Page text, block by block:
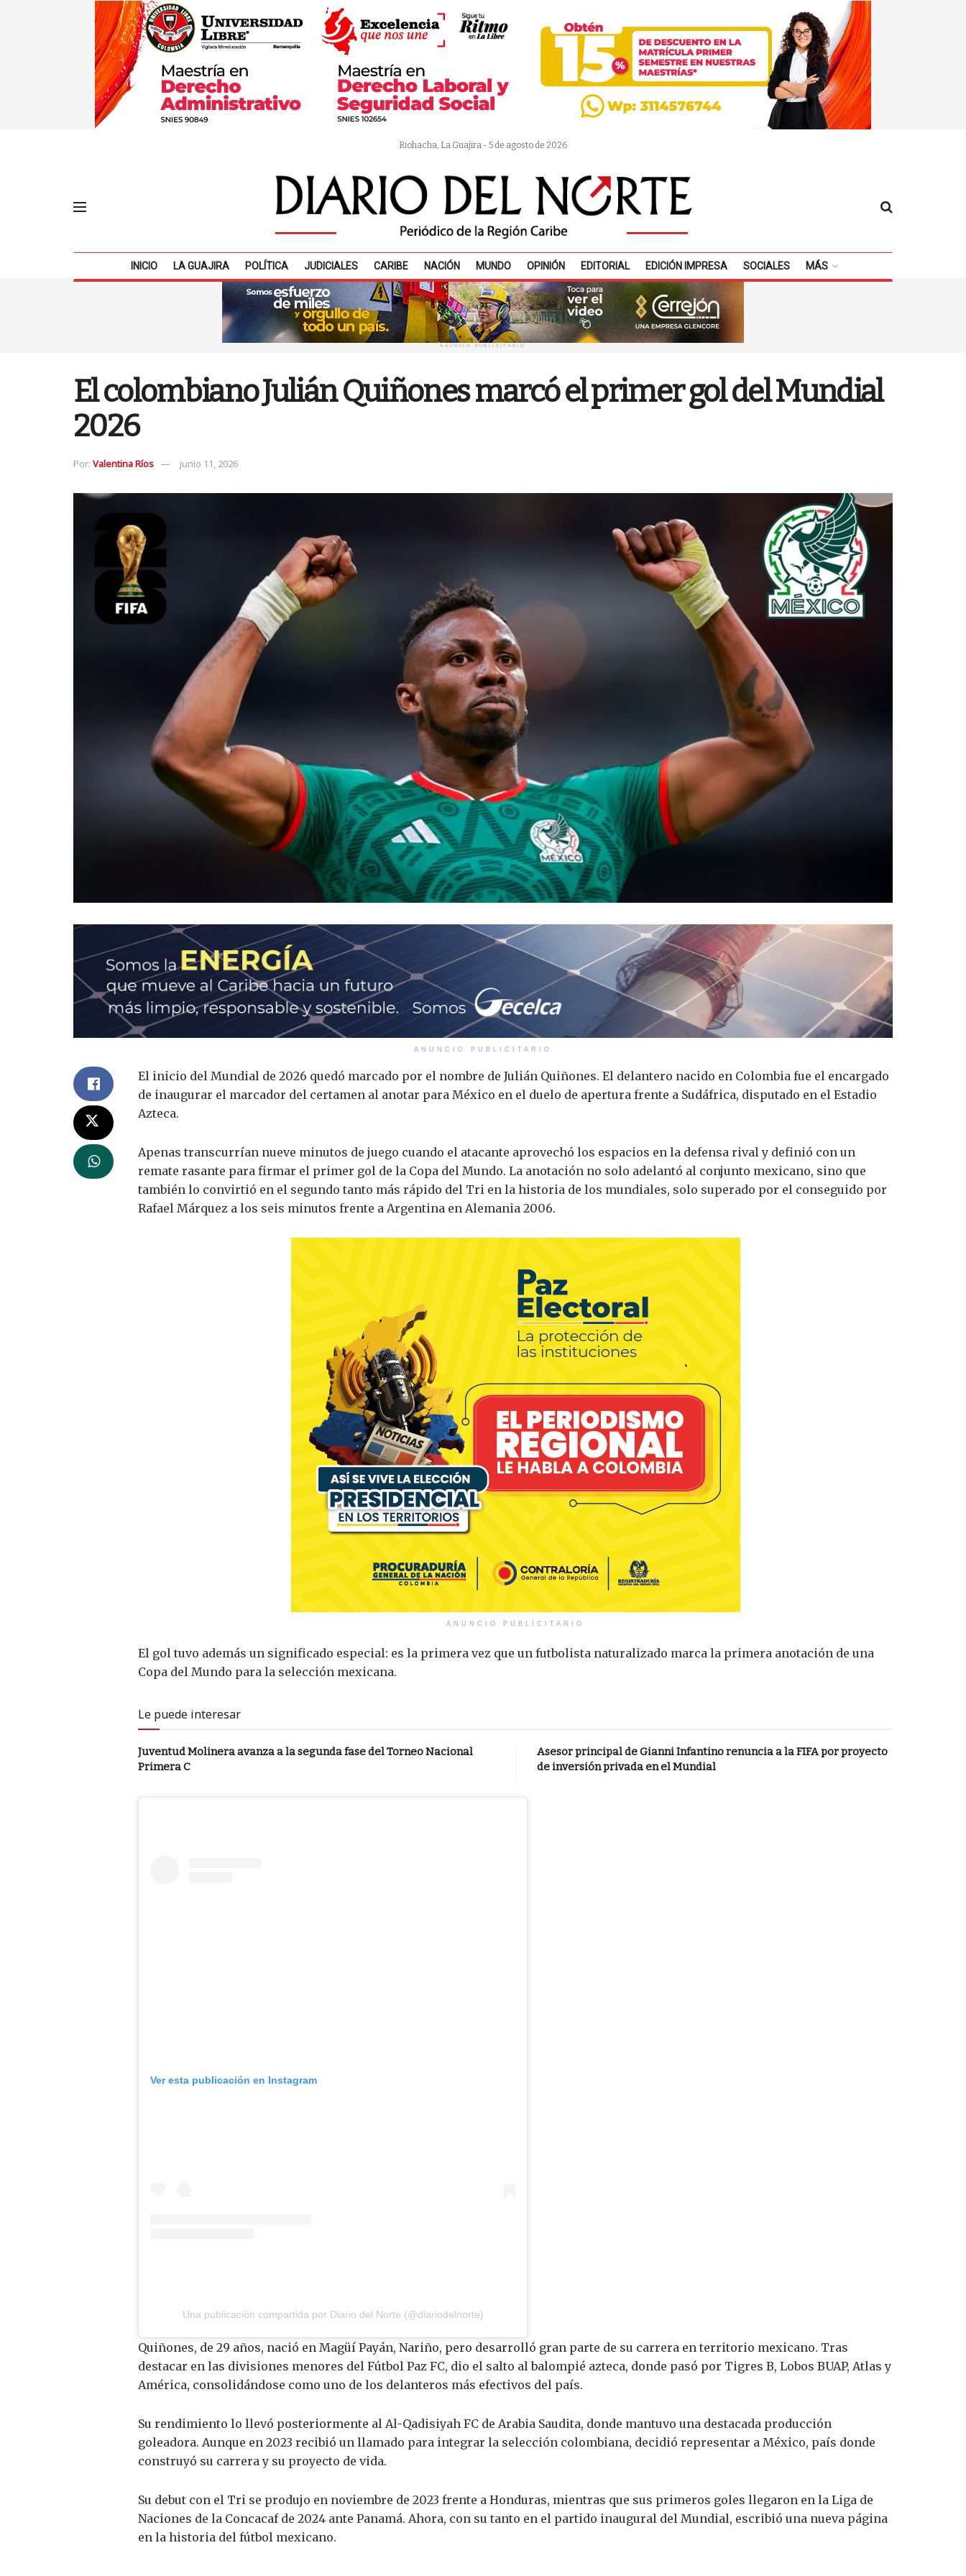
Riohacha, La Guajira - 5 de agosto de 2026
INICIO LA GUAJIRA POLÍTICA JUDICIALES CARIBE NACIÓN MUNDO OPINIÓN EDITORIAL EDICIÓN IMPRESA SOCIALES MÁS
ANUNCIO PUBLICITARIO
El colombiano Julián Quiñones marcó el primer gol del Mundial
2026
Por: Valentina Ríos junio 11, 2026
ANUNCIO PUBLICITARIO
El inicio del Mundial de 2026 quedó marcado por el nombre de Julián Quiñones. El delantero nacido en Colombia fue el encargado
de inaugurar el marcador del certamen al anotar para México en el duelo de apertura frente a Sudáfrica, disputado en el Estadio
Azteca.
Apenas transcurrían nueve minutos de juego cuando el atacante aprovechó los espacios en la defensa rival y definió con un
remate rasante para firmar el primer gol de la Copa del Mundo. La anotación no solo adelantó al conjunto mexicano, sino que
también lo convirtió en el segundo tanto más rápido del Tri en la historia de los mundiales, solo superado por el conseguido por
Rafael Márquez a los seis minutos frente a Argentina en Alemania 2006.
ANUNCIO PUBLICITARIO
El gol tuvo además un significado especial: es la primera vez que un futbolista naturalizado marca la primera anotación de una
Copa del Mundo para la selección mexicana.
Le puede interesar
Juventud Molinera avanza a la segunda fase del Torneo Nacional
Primera C
Asesor principal de Gianni Infantino renuncia a la FIFA por proyecto
de inversión privada en el Mundial
Ver esta publicación en Instagram
Una publicación compartida por Diario del Norte (@diariodelnorte)
Quiñones, de 29 años, nació en Magüí Payán, Nariño, pero desarrolló gran parte de su carrera en territorio mexicano. Tras
destacar en las divisiones menores del Fútbol Paz FC, dio el salto al balompié azteca, donde pasó por Tigres B, Lobos BUAP, Atlas y
América, consolidándose como uno de los delanteros más efectivos del país.
Su rendimiento lo llevó posteriormente al Al-Qadisiyah FC de Arabia Saudita, donde mantuvo una destacada producción
goleadora. Aunque en 2023 recibió un llamado para integrar la selección colombiana, decidió representar a México, país donde
construyó su carrera y su proyecto de vida.
Su debut con el Tri se produjo en noviembre de 2023 frente a Honduras, mientras que sus primeros goles llegaron en la Liga de
Naciones de la Concacaf de 2024 ante Panamá. Ahora, con su tanto en el partido inaugural del Mundial, escribió una nueva página
en la historia del fútbol mexicano.